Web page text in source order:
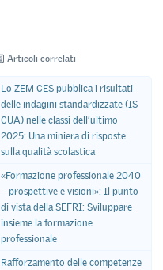
Articoli correlati
Lo ZEM CES pubblica i risultati
delle indagini standardizzate (IS
CUA) nelle classi dell’ultimo
2025: Una miniera di risposte
sulla qualità scolastica
«Formazione professionale 2040
– prospettive e visioni»: Il punto
di vista della SEFRI: Sviluppare
insieme la formazione
professionale
Rafforzamento delle competenze